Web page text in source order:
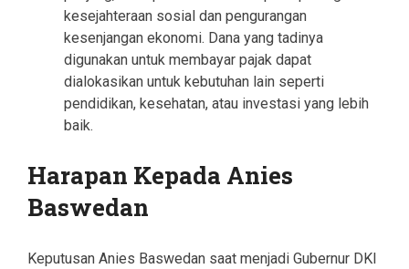
kesejahteraan sosial dan pengurangan
kesenjangan ekonomi. Dana yang tadinya
digunakan untuk membayar pajak dapat
dialokasikan untuk kebutuhan lain seperti
pendidikan, kesehatan, atau investasi yang lebih
baik.
Harapan Kepada Anies
Baswedan
Keputusan Anies Baswedan saat menjadi Gubernur DKI